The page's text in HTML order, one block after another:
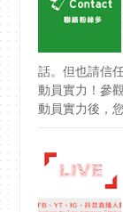
話。但也請信
動員實力！參
動員實力後，